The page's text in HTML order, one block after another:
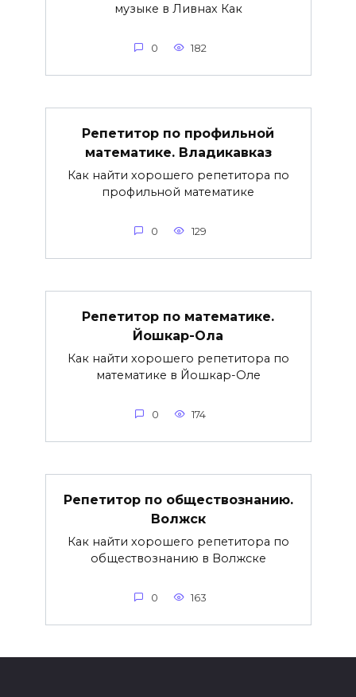
музыке в Ливнах Как
0 182
Репетитор по профильной
математике. Владикавказ
Как найти хорошего репетитора по
профильной математике
0 129
Репетитор по математике.
Йошкар-Ола
Как найти хорошего репетитора по
математике в Йошкар-Оле
0 174
Репетитор по обществознанию.
Волжск
Как найти хорошего репетитора по
обществознанию в Волжске
0 163